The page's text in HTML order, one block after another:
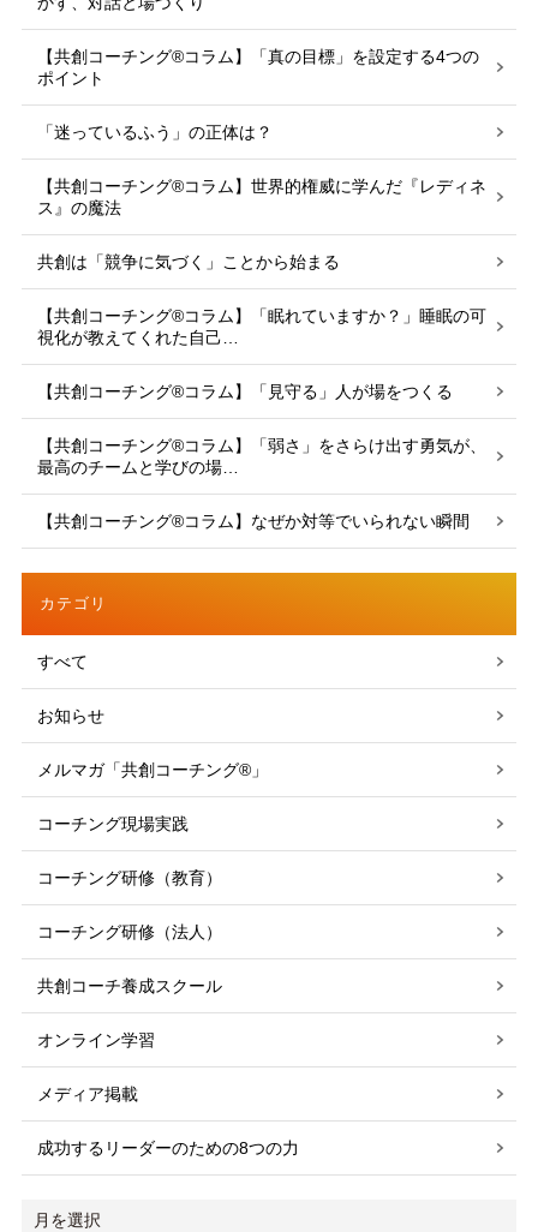
【共創コーチング®︎コラム】「真の目標」を設定する4つの
ポイント
「迷っているふう」の正体は？
【共創コーチング®︎コラム】世界的権威に学んだ『レディネ
ス』の魔法
共創は「競争に気づく」ことから始まる
【共創コーチング®︎コラム】「眠れていますか？」睡眠の可
視化が教えてくれた自己…
【共創コーチング®︎コラム】「見守る」人が場をつくる
【共創コーチング®︎コラム】「弱さ」をさらけ出す勇気が、
最高のチームと学びの場…
【共創コーチング®︎コラム】なぜか対等でいられない瞬間
カテゴリ
すべて
お知らせ
メルマガ「共創コーチング®」
コーチング現場実践
コーチング研修（教育）
コーチング研修（法人）
共創コーチ養成スクール
オンライン学習
メディア掲載
成功するリーダーのための8つの力
月を選択